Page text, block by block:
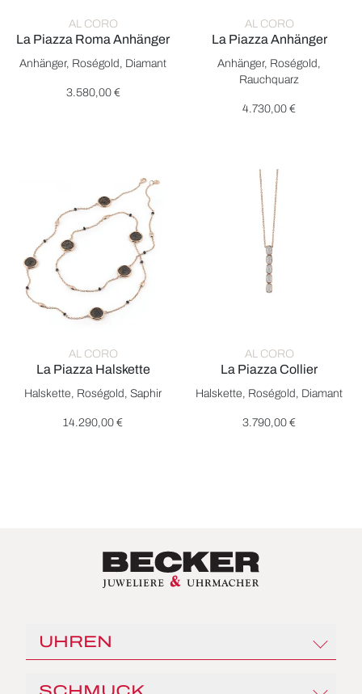
AL CORO
La Piazza Roma Anhänger
Al Coro La Piazza Roma Anhänger, Ref: NP1483R, Preis:
Anhänger, Roségold, Diamant
3.580,00 €
AL CORO
La Piazza Anhänger
Al Coro La Piazza
Anhänger, Roségold,
Rauchquarz
4.730,00 €
AL CORO
La Piazza Halskette
Al Coro La Piazza Halskette, Ref: NC627R, Preis: 14.290,00 €
Halskette, Roségold, Saphir
14.290,00 €
AL CORO
La Piazza Collier
Al Coro La Piazza Collier,
Halskette, Roségold, Diamant
3.790,00 €
UHREN